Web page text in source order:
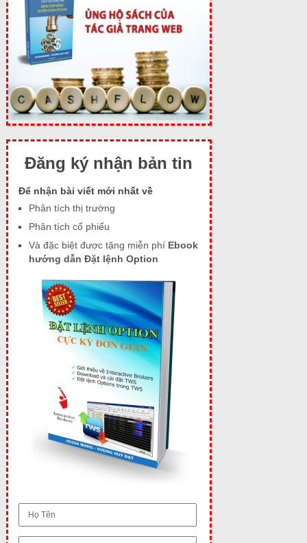
Đăng ký nhận bản tin
Để nhận bài viết mới nhất về
Phân tích thị trường
Phân tích cổ phiếu
Và đặc biệt được tặng miễn phí Ebook
hướng dẫn Đặt lệnh Option